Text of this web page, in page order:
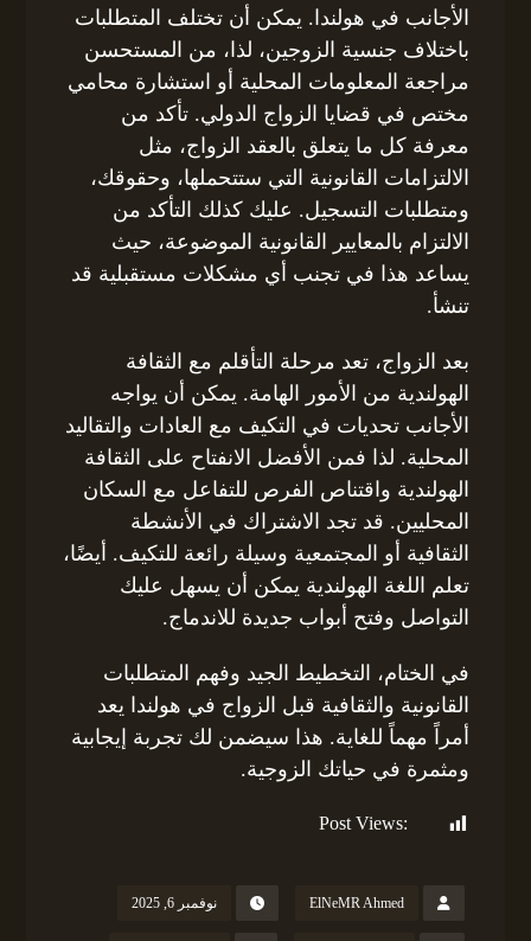
الأجانب في هولندا. يمكن أن تختلف المتطلبات
باختلاف جنسية الزوجين، لذا، من المستحسن
مراجعة المعلومات المحلية أو استشارة محامي
مختص في قضايا الزواج الدولي. تأكد من
معرفة كل ما يتعلق بالعقد الزواج، مثل
الالتزامات القانونية التي ستتحملها، وحقوقك،
ومتطلبات التسجيل. عليك كذلك التأكد من
الالتزام بالمعايير القانونية الموضوعة، حيث
يساعد هذا في تجنب أي مشكلات مستقبلية قد
تنشأ.
بعد الزواج، تعد مرحلة التأقلم مع الثقافة
الهولندية من الأمور الهامة. يمكن أن يواجه
الأجانب تحديات في التكيف مع العادات والتقاليد
المحلية. لذا فمن الأفضل الانفتاح على الثقافة
الهولندية واقتناص الفرص للتفاعل مع السكان
المحليين. قد تجد الاشتراك في الأنشطة
الثقافية أو المجتمعية وسيلة رائعة للتكيف. أيضًا،
تعلم اللغة الهولندية يمكن أن يسهل عليك
التواصل وفتح أبواب جديدة للاندماج.
في الختام، التخطيط الجيد وفهم المتطلبات
القانونية والثقافية قبل الزواج في هولندا يعد
أمراً مهماً للغاية. هذا سيضمن لك تجربة إيجابية
ومثمرة في حياتك الزوجية.
Post Views:
ElNeMR Ahmed نوفمبر 6, 2025